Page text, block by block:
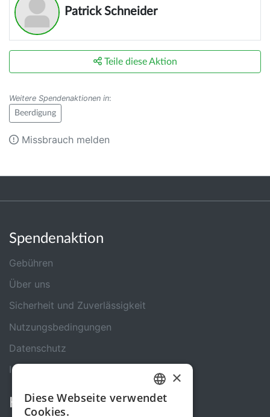
Patrick Schneider
Teile diese Aktion
Weitere Spendenaktionen in:
Beerdigung
Missbrauch melden
Spendenaktion
Gebühren
Über uns
Sicherheit und Zuverlässigkeit
Nutzungsbedingungen
Datenschutz
Impressum
Kontakt GERMAN
×
Diese Webseite verwendet
Cookies.